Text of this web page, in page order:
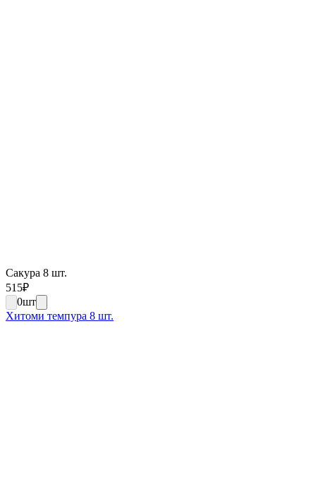
Сакура 8 шт.
515₽
0шт
Хитоми темпура 8 шт.